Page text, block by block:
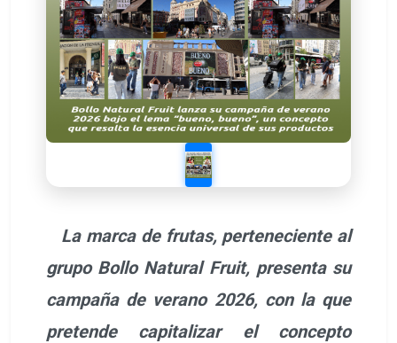
La marca de frutas, perteneciente al
grupo Bollo Natural Fruit, presenta su
campaña de verano 2026, con la que
pretende capitalizar el concepto